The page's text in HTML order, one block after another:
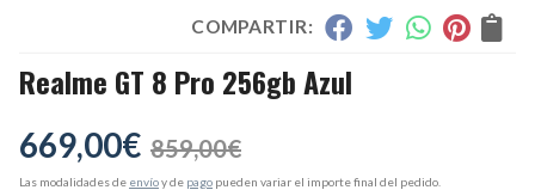
COMPARTIR:
Realme GT 8 Pro 256gb Azul
669,00€ 859,00€
Las modalidades de envíoy de pago pueden variar el importe final del pedido.